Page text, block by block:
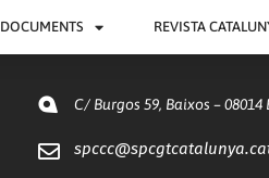
DOCUMENTS REVISTA
C/ Burgos 59, Baixos –
spccc@